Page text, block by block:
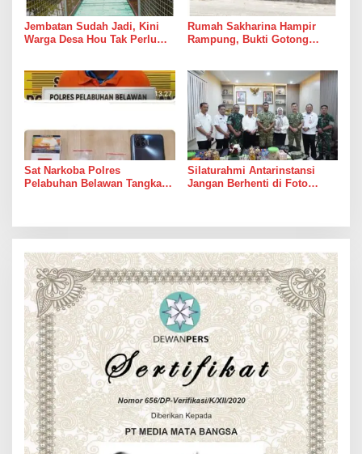
Jembatan Sudah Jadi, Kini
Warga Desa Hou Tak Perlu
Rumah Sakharina Hampir
Rampung, Bukti Gotong
Sat Narkoba Polres
Pelabuhan Belawan Tangkap
Silaturahmi Antarinstansi
Jangan Berhenti di Foto